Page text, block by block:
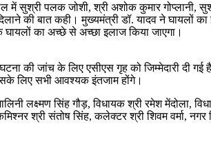
सुश्री पलक जोशी, श्री अशोक कुमार गोप्लानी,
की बात कही। मुख्यमंत्री डॉ. यादव ने घायलों
घायलों का अच्छे से अच्छा इलाज किया जाएगा।
की जांच के लिए एसीएस गृह को जिम्मेदारी दी
लिए सभी आवश्यक इंतजाम होंगे।
लक्ष्मण सिंह गौड़, विधायक श्री रमेश मेंदोला,
श्री संतोष सिंह, कलेक्टर श्री शिवम वर्मा,